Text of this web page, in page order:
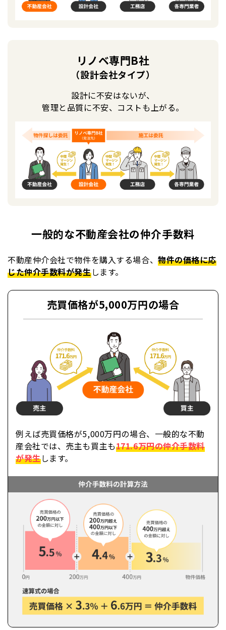
リノベ専門B社
（設計会社タイプ）
設計に不安はないが、
管理と品質に不安、コストも上がる。
一般的な不動産会社の仲介手数料
不動産仲介会社で物件を購入する場合、物件の価格に応
じた仲介手数料が発生します。
売買価格が5,000万円の場合
例えば売買価格が5,000万円の場合、一般的な不動
産会社では、売主も買主も171.6万円の仲介手数料
が発生します。